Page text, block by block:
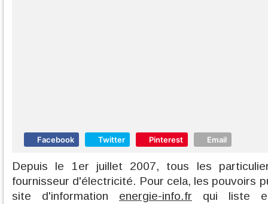
Facebook Twitter Pinterest Email
Depuis le 1er juillet 2007, tous les
fournisseur d'électricité. Pour cela, les pouvoirs
site d'information energie-info.fr qui liste